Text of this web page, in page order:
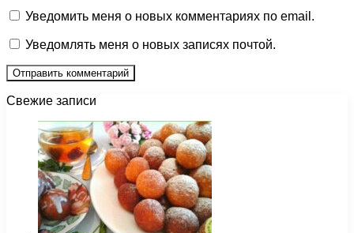
Уведомить меня о новых комментариях по email.
Уведомлять меня о новых записях почтой.
Свежие записи